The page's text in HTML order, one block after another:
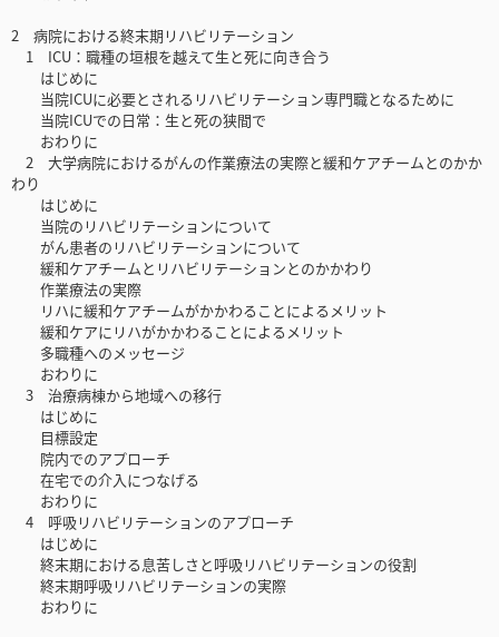
2 病院における終末期リハビリテーション
1 ICU：職種の垣根を越えて生と死に向き合う
はじめに
当院ICUに必要とされるリハビリテーション専門職となるために
当院ICUでの日常：生と死の狭間で
おわりに
2 大学病院におけるがんの作業療法の実際と緩和ケアチームとのかか
わり
はじめに
当院のリハビリテーションについて
がん患者のリハビリテーションについて
緩和ケアチームとリハビリテーションとのかかわり
作業療法の実際
リハに緩和ケアチームがかかわることによるメリット
緩和ケアにリハがかかわることによるメリット
多職種へのメッセージ
おわりに
3 治療病棟から地域への移行
はじめに
目標設定
院内でのアプローチ
在宅での介入につなげる
おわりに
4 呼吸リハビリテーションのアプローチ
はじめに
終末期における息苦しさと呼吸リハビリテーションの役割
終末期呼吸リハビリテーションの実際
おわりに